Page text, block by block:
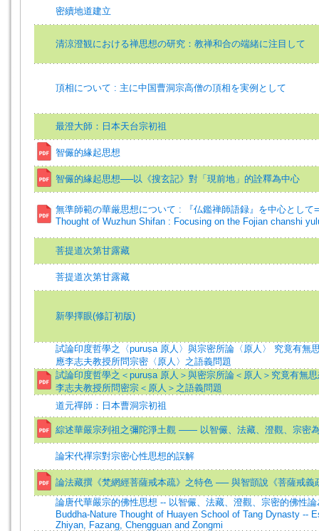
密續地道建立
清涼澄観における禅思想の研究：教禅和合の端緒に注目して
頂相について : 主に中国曹洞宗高僧の頂相を実例として
最澄大師：日本天台宗初祖
智儼的緣起思想
智儼的緣起思想──以《搜玄記》對「現前地」的詮釋為中心
無準師範の華厳思想について : 『仏鑑禅師語録』を中心として
Thought of Wuzhun Shifan : Focusing on the Fojian chanshi
菩提道次第甘露藏
菩提道次第甘露藏
新學擇眼(修訂初版)
試論印度哲學之〈puruṣa 原人〉與宗密所論〈原人〉 究竟有無
應李志夫教授所問宗密〈原人〉之語義問題
試論印度哲學之＜puruṣa 原人＞與密宗所論＜原人＞究竟有無
李志夫教授所問密宗＜原人＞之語義問題
道元禪師：日本曹洞宗初祖
綜述華嚴宗列祖之彌陀淨土觀 —— 以智儼、法藏、澄觀、宗密
論宋代禪宗對宗密心性思想的誤解
論法藏撰《梵網經菩薩戒本疏》之特色 ── 與智顗說《菩薩戒
論唐代華嚴宗的佛性思想 -- 以智儼、法藏、澄觀、宗密的佛性
Buddha-Nature Thought of Huayen School of Tang Dynasty --
Zhiyan, Fazang, Chengguan and Zongmi